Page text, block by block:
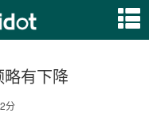
有下降
分